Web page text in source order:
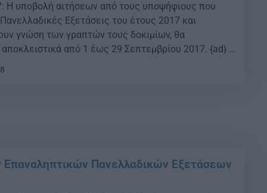
Η υποβολή αιτήσεων από τους υποψήφιους που
Εξετάσεις του έτους 2017 και
γνώση των γραπτών τους δοκιμίων, θα
αποκλειστικά από 1 έως 29 Σεπτεμβρίου 2017. {ad} H
δοκιμίων θα γίνεται κατά την περίοδο
– Δεκεμβρίου. Oι υποψήφιοι λαμβάνουν γνώση
Πανελλαδικών Εξετάσεων